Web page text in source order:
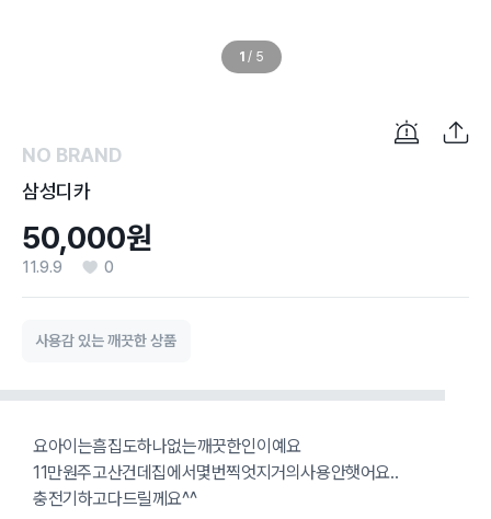
1 / 5
NO BRAND
삼성디카
50,000원
11.9.9 0
사용감 있는 깨끗한 상품
요아이는흠집도하나없는깨끗한인이예요
11만원주고산건데집에서몇번찍엇지거의사용안햇어요..
충전기하고다드릴께요^^